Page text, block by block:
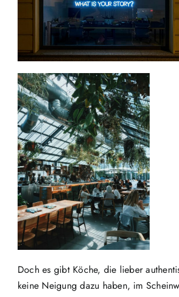
Doch es gibt Köche, die lieber
keine Neigung dazu haben, im